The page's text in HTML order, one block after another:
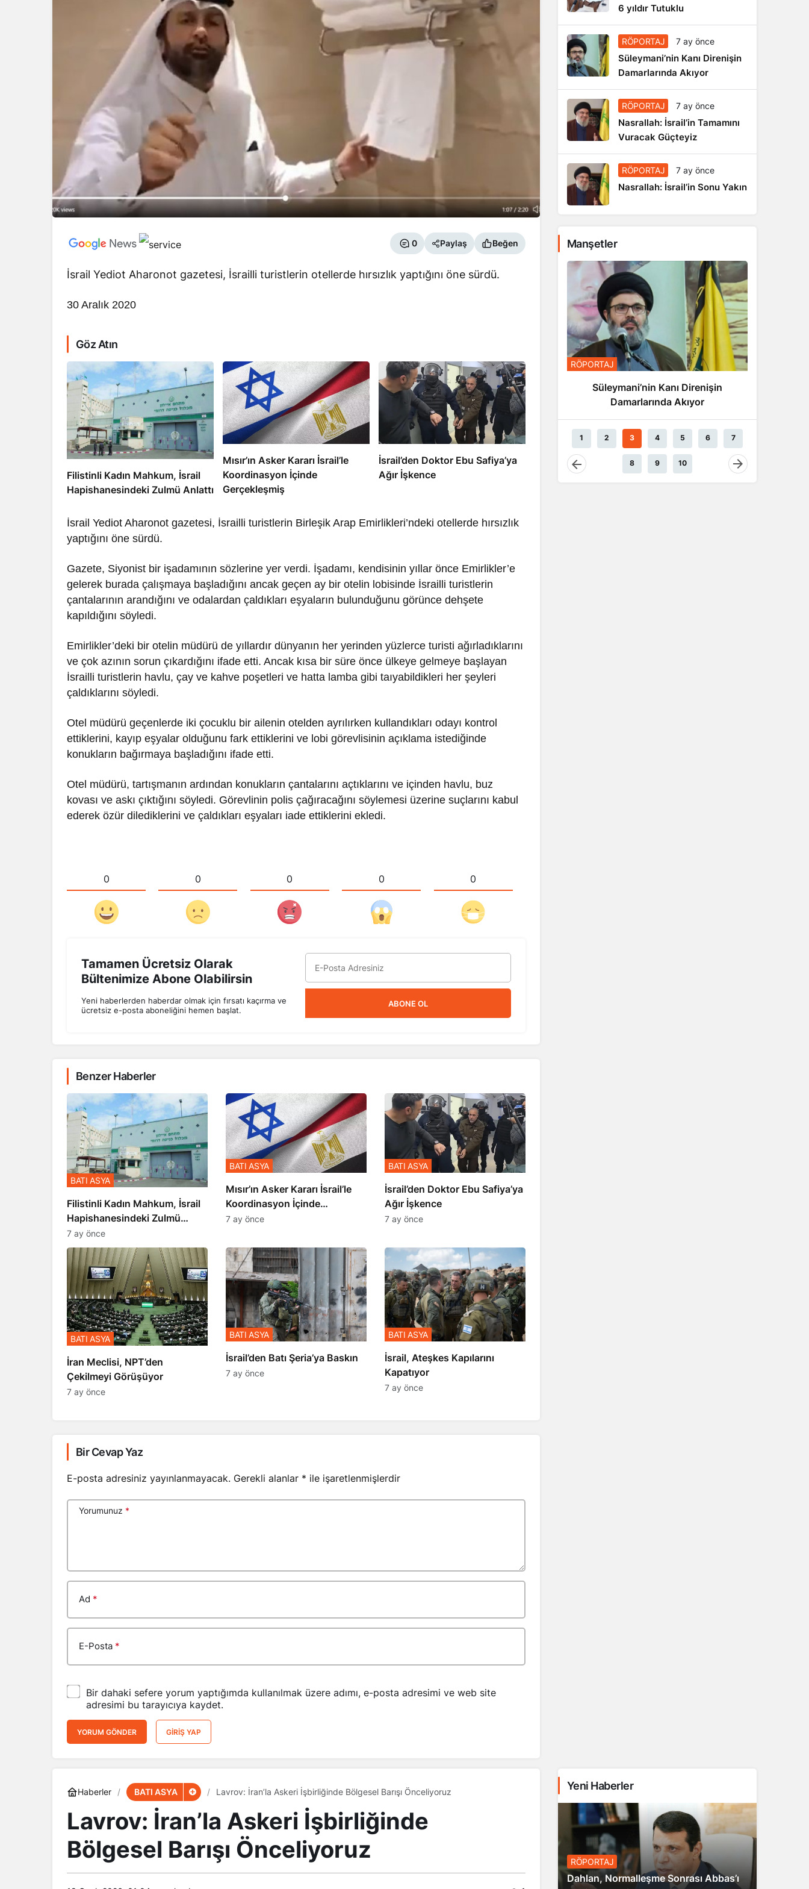
0 Paylaş Beğen
İsrail Yediot Aharonot gazetesi, İsrailli turistlerin otellerde hırsızlık yaptığını öne sürdü.
30 Aralık 2020
Göz Atın
Filistinli Kadın Mahkum, İsrail
Hapishanesindeki Zulmü Anlattı
Mısır’ın Asker Kararı İsrail’le
Koordinasyon İçinde
Gerçekleşmiş
İsrail’den Doktor Ebu Safiya’ya
Ağır İşkence
İsrail Yediot Aharonot gazetesi, İsrailli turistlerin Birleşik Arap Emirlikleri’ndeki otellerde hırsızlık
yaptığını öne sürdü.
Gazete, Siyonist bir işadamının sözlerine yer verdi. İşadamı, kendisinin yıllar önce Emirlikler’e
gelerek burada çalışmaya başladığını ancak geçen ay bir otelin lobisinde İsrailli turistlerin
çantalarının arandığını ve odalardan çaldıkları eşyaların bulunduğunu görünce dehşete
kapıldığını söyledi.
Emirlikler’deki bir otelin müdürü de yıllardır dünyanın her yerinden yüzlerce turisti ağırladıklarını
ve çok azının sorun çıkardığını ifade etti. Ancak kısa bir süre önce ülkeye gelmeye başlayan
İsrailli turistlerin havlu, çay ve kahve poşetleri ve hatta lamba gibi taıyabildikleri her şeyleri
çaldıklarını söyledi.
Otel müdürü geçenlerde iki çocuklu bir ailenin otelden ayrılırken kullandıkları odayı kontrol
ettiklerini, kayıp eşyalar olduğunu fark ettiklerini ve lobi görevlisinin açıklama istediğinde
konukların bağırmaya başladığını ifade etti.
Otel müdürü, tartışmanın ardından konukların çantalarını açtıklarını ve içinden havlu, buz
kovası ve askı çıktığını söyledi. Görevlinin polis çağıracağını söylemesi üzerine suçlarını kabul
ederek özür dilediklerini ve çaldıkları eşyaları iade ettiklerini ekledi.
0 0 0 0 0
Tamamen Ücretsiz Olarak
Bültenimize Abone Olabilirsin
Yeni haberlerden haberdar olmak için fırsatı kaçırma ve
ücretsiz e-posta aboneliğini hemen başlat.
ABONE OL
Benzer Haberler
Filistinli Kadın Mahkum, İsrail
Hapishanesindeki Zulmü
Anlattı
BATI ASYA
7 ay önce
Mısır’ın Asker Kararı İsrail’le
Koordinasyon İçinde
Gerçekleşmiş
BATI ASYA
7 ay önce
İsrail’den Doktor Ebu Safiya’ya
Ağır İşkence
BATI ASYA
7 ay önce
İran Meclisi, NPT’den
Çekilmeyi Görüşüyor
BATI ASYA
7 ay önce
​​​​​​​İsrail’den Batı Şeria’ya Baskın
BATI ASYA
7 ay önce
İsrail, Ateşkes Kapılarını
Kapatıyor
BATI ASYA
7 ay önce
Bir Cevap Yaz
E-posta adresiniz yayınlanmayacak. Gerekli alanlar * ile işaretlenmişlerdir
Yorumunuz *
Ad *
E-Posta *
Bir dahaki sefere yorum yaptığımda kullanılmak üzere adımı, e-posta adresimi ve web site
adresimi bu tarayıcıya kaydet.
YORUM GÖNDER GIRIŞ YAP
6 yıldır Tutuklu
RÖPORTAJ 7 ay önce
Süleymani’nin Kanı Direnişin
Damarlarında Akıyor
RÖPORTAJ 7 ay önce
Nasrallah: İsrail’in Tamamını
Vuracak Güçteyiz
RÖPORTAJ 7 ay önce
Nasrallah: İsrail’in Sonu Yakın
Manşetler
RÖPORTAJ
Dahlan, Normalleşme Sonrası
Abbas’ı Devirmeye mi Çalışıyor?
RÖPORTAJ
Bahreynli Muhalif Din Adamı 6
yıldır Tutuklu
RÖPORTAJ
Süleymani’nin Kanı Direnişin
Damarlarında Akıyor
1 2 3 4 5 6 7
8 9 10
Haberler BATI ASYA Lavrov: İran’la Askeri İşbirliğinde Bölgesel Barışı Önceliyoruz
Lavrov: İran’la Askeri İşbirliğinde
Bölgesel Barışı Önceliyoruz
Yeni Haberler
RÖPORTAJ
Dahlan, Normalleşme Sonrası Abbas’ı